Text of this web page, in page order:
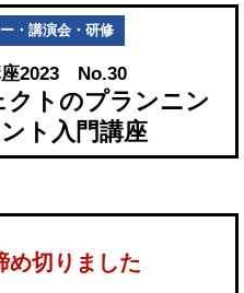
・講演会・研修
座2023 No.30
クトのプランニン
ト入門講座
め切りました